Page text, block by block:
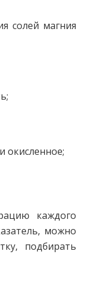
солей магния
окисленное;
каждого
можно
подбирать